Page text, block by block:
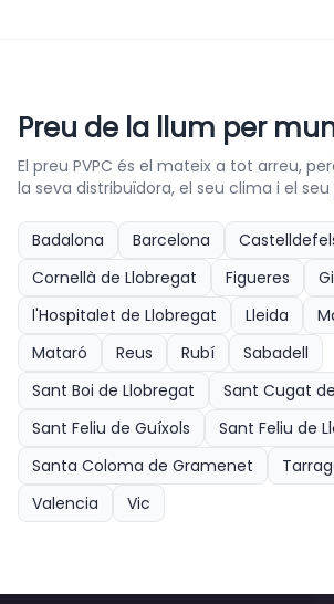
Preu de la llum per
El preu PVPC és el mateix a tot arreu,
la seva distribuïdora, el seu clima i el
Badalona Barcelona
Cornellà de Llobregat
Figueres
l'Hospitalet de Llobregat
Lleida
Mataró
Reus Rubí
Sabadell
Sant Boi de Llobregat
Sant Cugat
Sant Feliu de Guíxols
Sant Feliu de
Santa Coloma de Gramenet
Valencia
Vic